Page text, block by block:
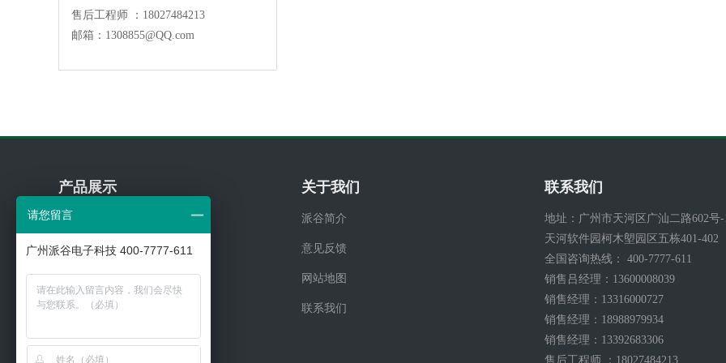
售后工程师 ：18027484213
邮箱： 1308855@QQ.com
产品展示
分体空调远程控制器
多联机中央空调远程控制器
风机盘管远程温控器
其他
关于我们
派谷简介
意见反馈
网站地图
联系我们
联系我们
地址：广州市天河区广汕二路602号-
天河软件园柯木塱园区五栋401-402
全国咨询热线： 400-7777-611
销售吕经理：13600008039
销售经理：13316000727
销售经理：18988979934
销售经理：13392683306
售后工程师 ：18027484213
请您留言
广州派谷电子科技 400-7777-611